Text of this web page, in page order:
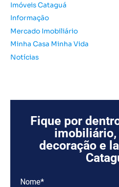
Imóveis Cataguá
Informação
Mercado Imobiliário
Minha Casa Minha Vida
Notícias
Fique por
imobiliário,
decoração e
Nome*